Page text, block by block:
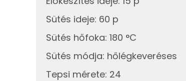
17g tortabevonó
Összesen
Összesen
Egyszeresen telítetlen zsírsav:
Sütés ideje: 60 p
Sütés hőfoka: 180 °C
Sütés módja: hőlégkeveréses
Tepsi mérete: 24